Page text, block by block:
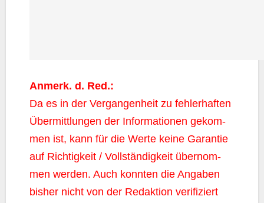
Anmerk. d. Red.:
Da es in der Ver­gan­gen­heit zu feh­ler­haf­ten
Über­mitt­lun­gen der Infor­ma­tio­nen gekom­
men ist, kann für die Wer­te kei­ne Garan­tie
auf Rich­tig­keit / Voll­stän­dig­keit über­nom­
men wer­den. Auch konn­ten die Anga­ben
bis­her nicht von der Redak­ti­on veri­fi­ziert